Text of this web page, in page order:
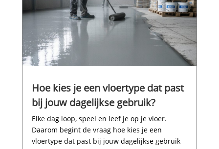
Hoe kies je een vloertype dat past
bij jouw dagelijkse gebruik?
Elke dag loop, speel en leef je op je vloer.​
Daarom begint de vraag hoe kies je een
vloertype dat past bij jouw dagelijkse gebruik